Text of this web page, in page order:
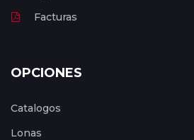
Facturas
OPCIONES
Catalogos
Lonas